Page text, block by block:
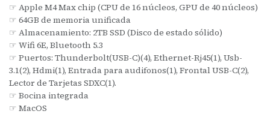
☞ Apple M4 Max chip (CPU de 16 núcleos, GPU de 40 núcleos)
☞ 64GB de memoria unificada
☞ Almacenamiento: 2TB SSD (Disco de estado sólido)
☞ Wifi 6E, Bluetooth 5.3
☞ Puertos: Thunderbolt(USB-C)(4), Ethernet-Rj45(1), Usb-
3.1(2), Hdmi(1), Entrada para audifonos(1), Frontal USB-C(2),
Lector de Tarjetas SDXC(1).
☞ Bocina integrada
☞ MacOS